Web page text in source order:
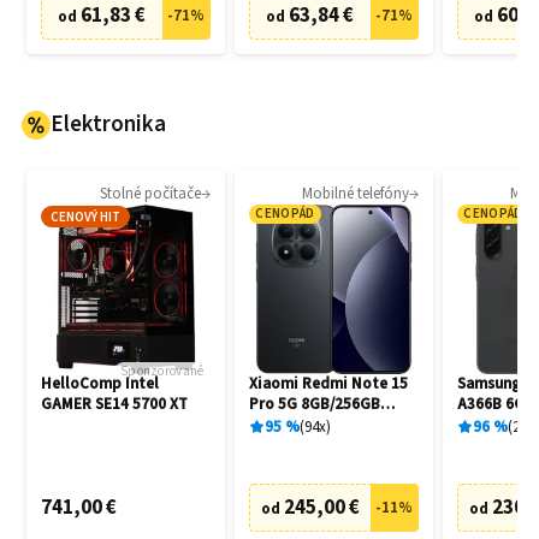
od 61,83 € -71% od 63,84 € -71% od
Elektronika
Stolné počítače
CENOVÝ HIT
Sponzorované
HelloComp Intel
GAMER SE14 5700 XT
741,00 €
Mobilné telefóny
CENOPÁD
Xiaomi Redmi Note 15
Pro 5G 8GB/256GB
Black
95% 94x
od 245,00 € -11%
CENOPÁD
Samsung
A366B
Awesome
96% 20
od